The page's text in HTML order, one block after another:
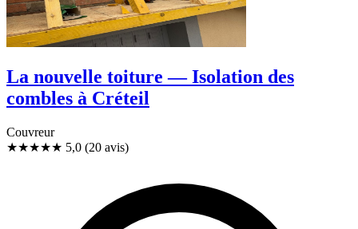
La nouvelle toiture — Isolation des
combles à Créteil
Couvreur
★★★★★ 5,0 (20 avis)